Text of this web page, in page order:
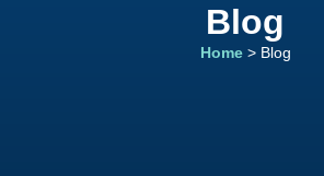
Blog
Home> Blog